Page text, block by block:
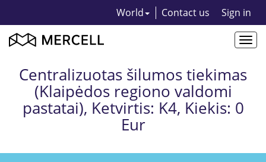
World Contact us Sign in
Centralizuotas šilumos tiekimas
(Klaipėdos regiono valdomi
pastatai), Ketvirtis: K4, Kiekis: 0
Eur